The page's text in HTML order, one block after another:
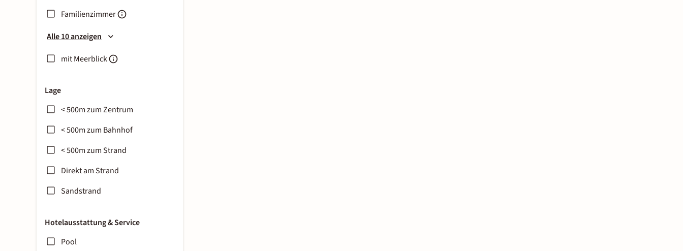
Familienzimmer
Alle 10 anzeigen
mit Meerblick
Lage
< 500m zum Zentrum
< 500m zum Bahnhof
< 500m zum Strand
Direkt am Strand
Sandstrand
Hotelausstattung & Service
Pool